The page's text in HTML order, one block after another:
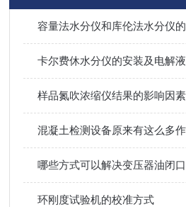
容量法水分仪和库伦法水分仪的
卡尔费休水分仪的安装及电解
样品氮吹浓缩仪结果的影响因
混凝土检测设备原来有这么多
哪些方式可以解决变压器油闭
环刚度试验机的校准方式